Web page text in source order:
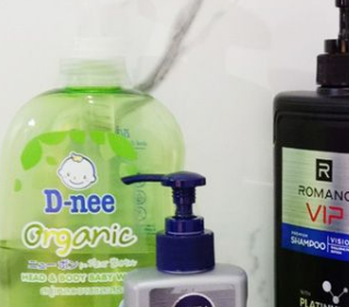
KIBATH TRÊN LAZADA